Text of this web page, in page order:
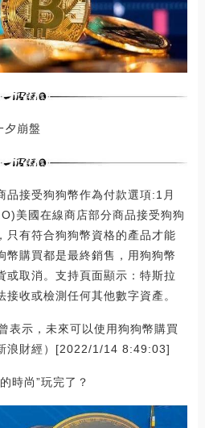
夕崩盤
品接受狗狗幣作為付款選項:1月
美國在線商店部分商品接受狗狗
只有符合狗狗幣資格的產品才能
幣購買都是最終銷售，用狗狗幣
或取消。支持頁面顯示：特斯拉
收或檢測任何其他數字資產。
表示，未來可以使用狗狗幣購買
浪財經）[2022/1/14 8:49:03]
時尚”玩完了？